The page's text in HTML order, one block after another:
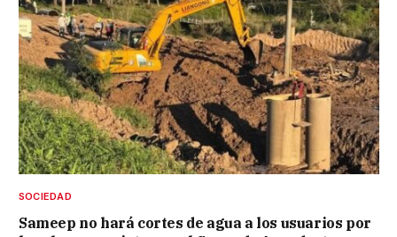
SOCIEDAD
Sameep no hará cortes de agua a los usuarios por